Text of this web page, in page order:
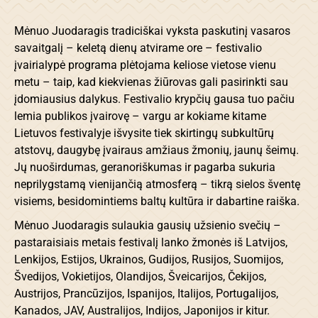
Mėnuo Juodaragis tradiciškai vyksta paskutinį vasaros
savaitgalį – keletą dienų atvirame ore – festivalio
įvairialypė programa plėtojama keliose vietose vienu
metu – taip, kad kiekvienas žiūrovas gali pasirinkti sau
įdomiausius dalykus. Festivalio krypčių gausa tuo pačiu
lemia publikos įvairovę – vargu ar kokiame kitame
Lietuvos festivalyje išvysite tiek skirtingų subkultūrų
atstovų, daugybę įvairaus amžiaus žmonių, jaunų šeimų.
Jų nuoširdumas, geranoriškumas ir pagarba sukuria
neprilygstamą vienijančią atmosferą – tikrą sielos šventę
visiems, besidomintiems baltų kultūra ir dabartine raiška.
Mėnuo Juodaragis sulaukia gausių užsienio svečių –
pastaraisiais metais festivalį lanko žmonės iš Latvijos,
Lenkijos, Estijos, Ukrainos, Gudijos, Rusijos, Suomijos,
Švedijos, Vokietijos, Olandijos, Šveicarijos, Čekijos,
Austrijos, Prancūzijos, Ispanijos, Italijos, Portugalijos,
Kanados, JAV, Australijos, Indijos, Japonijos ir kitur.